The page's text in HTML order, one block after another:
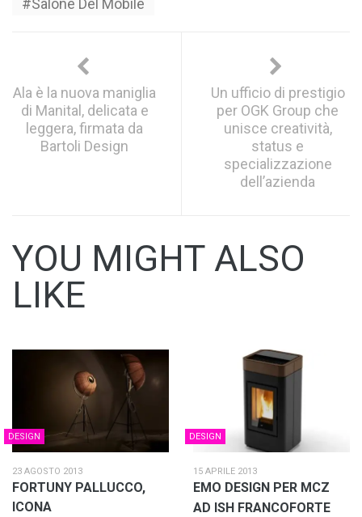
Salone Del Mobile
Ala è la nuova maniglia
di Manital, delicata e
leggera, firmata da
Bartoli Design
Un ufficio di prestigio
per OGK Group che
unisce creatività,
status e
specializzazione
dell’azienda
YOU MIGHT ALSO
LIKE
DESIGN
23 AGOSTO 2013
FORTUNY PALLUCCO,
ICONA
DESIGN
15 APRILE 2013
EMO DESIGN PER MCZ
AD ISH FRANCOFORTE